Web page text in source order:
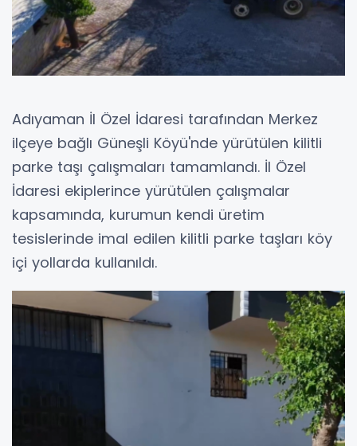
Adıyaman İl Özel İdaresi tarafından Merkez
ilçeye bağlı Güneşli Köyü'nde yürütülen kilitli
parke taşı çalışmaları tamamlandı. İl Özel
İdaresi ekiplerince yürütülen çalışmalar
kapsamında, kurumun kendi üretim
tesislerinde imal edilen kilitli parke taşları köy
içi yollarda kullanıldı.